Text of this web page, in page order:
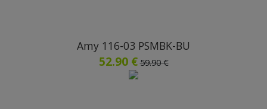
Amy 116-03 PSMBK-BU
52.90 € 59.90 €